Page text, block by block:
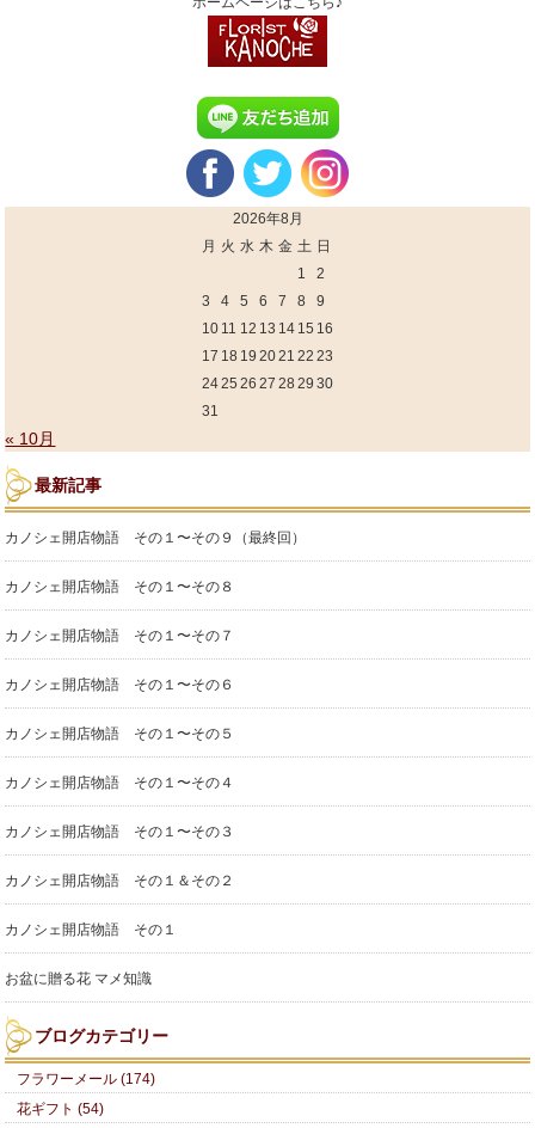
2026年8月
月 火 水 木 金 土 日
1
2
3
4 5 6 7 8
9
10 11 12 13 14 15 16
17 18 19 2021 22 23
2425 26 27 28 29 30
31
« 10月
最新記事
カノシェ開店物語 その１〜その９（最終回）
カノシェ開店物語 その１〜その８
カノシェ開店物語 その１〜その７
カノシェ開店物語 その１〜その６
カノシェ開店物語 その１〜その５
カノシェ開店物語 その１〜その４
カノシェ開店物語 その１〜その３
カノシェ開店物語 その１＆その２
カノシェ開店物語 その１
お盆に贈る花 マメ知識
ブログカテゴリー
フラワーメール (174)
花ギフト (54)